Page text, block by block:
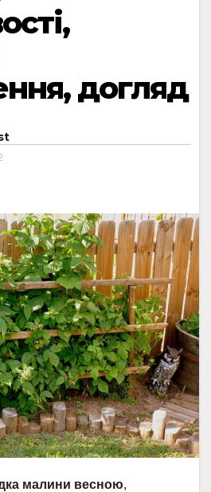
догляд
малини весною,